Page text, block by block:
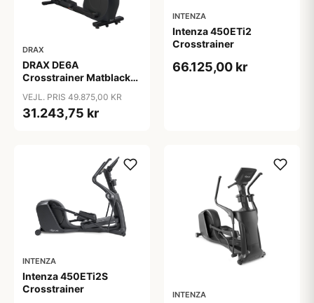
DRAX
DRAX DE6A
Crosstrainer Matblack
crosstrainer 120 kg 180
kg
VEJL. PRIS 49.875,00 KR
31.243,75 kr
INTENZA
Intenza 450ETi2
Crosstrainer
66.125,00 kr
INTENZA
Intenza 450ETi2S
Crosstrainer
INTENZA